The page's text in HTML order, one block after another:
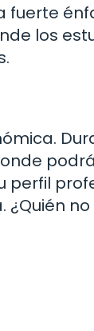
fuerte
los
perfil